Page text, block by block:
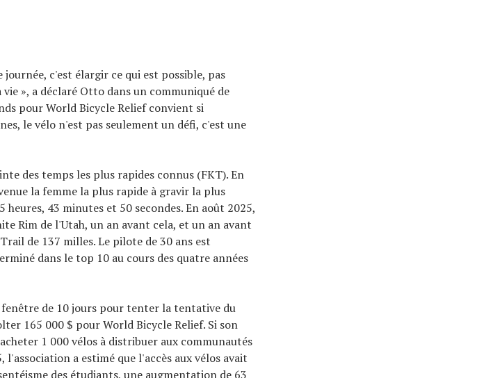
c'est élargir ce qui est possible, pas
», a déclaré Otto dans un communiqué de
pour World Bicycle Relief convient si
le vélo n'est pas seulement un défi, c'est une
des temps les plus rapides connus (FKT). En
la femme la plus rapide à gravir la plus
heures, 43 minutes et 50 secondes. En août 2025,
Rim de l'Utah, un an avant cela, et un an avant
de 137 milles. Le pilote de 30 ans est
dans le top 10 au cours des quatre années
de 10 jours pour tenter la tentative du
165 000 $ pour World Bicycle Relief. Si son
1 000 vélos à distribuer aux communautés
a estimé que l'accès aux vélos avait
des étudiants, une augmentation de 63